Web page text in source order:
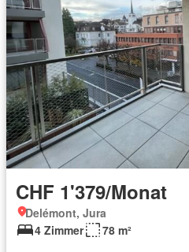
CHF 1'379/Monat
Delémont, Jura
4 Zimmer
78 m²